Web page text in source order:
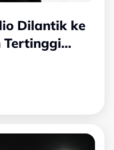
Dilantik ke
Tertinggi
(CRM)